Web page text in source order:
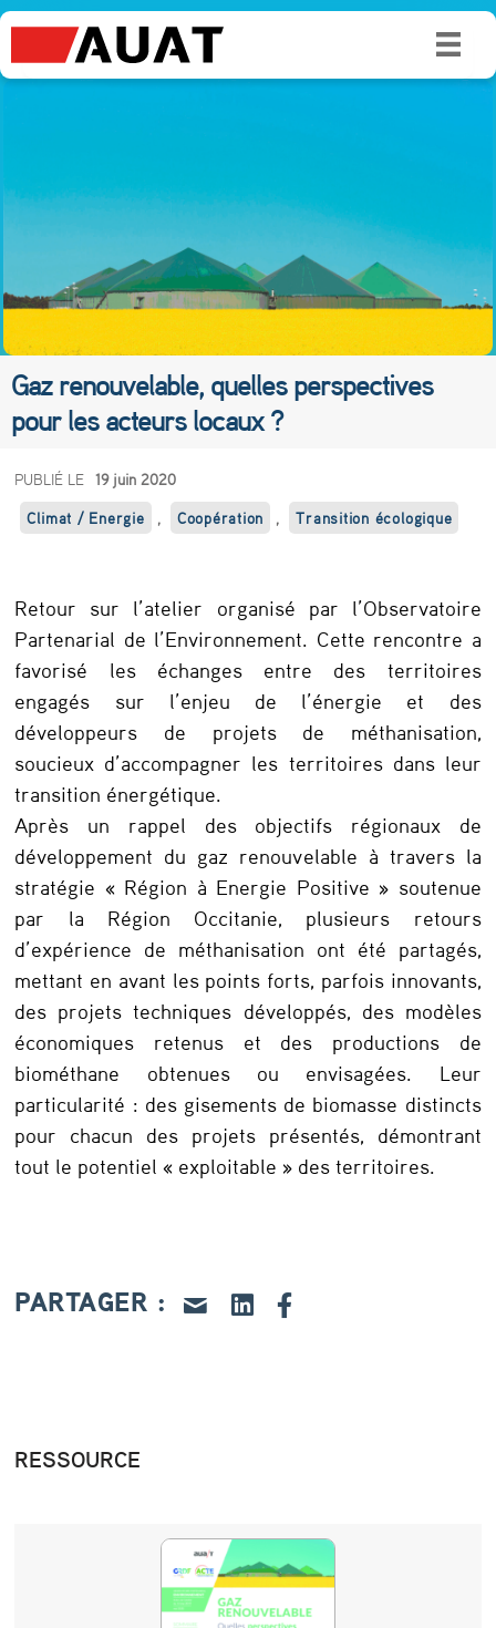
Gaz renouvelable, quelles perspectives
pour les acteurs locaux ?
G
a
r
e
n
o
u
v
e
l
a
b
l
e
,
q
u
e
s
s
PUBLIÉ LE 19 juin 2020
Climat / Energie , Coopération , Transition écologique
Retour sur l’atelier organisé par l’Observatoire
Partenarial de l’Environnement. Cette rencontre a
favorisé les échanges entre des territoires
engagés sur l’enjeu de l’énergie et des
développeurs de projets de méthanisation,
soucieux d’accompagner les territoires dans leur
transition énergétique.
Après un rappel des objectifs régionaux de
développement du gaz renouvelable à travers la
stratégie « Région à Energie Positive » soutenue
par la Région Occitanie, plusieurs retours
d’expérience de méthanisation ont été partagés,
mettant en avant les points forts, parfois innovants,
des projets techniques développés, des modèles
économiques retenus et des productions de
biométhane obtenues ou envisagées. Leur
particularité : des gisements de biomasse distincts
pour chacun des projets présentés, démontrant
tout le potentiel « exploitable » des territoires.
PARTAGER :
RESSOURCE